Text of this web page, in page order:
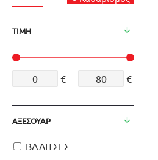
ΤΙΜΉ
€ €
ΑΞΕΣΟΥΑΡ
ΒΑΛΙΤΣΕΣ